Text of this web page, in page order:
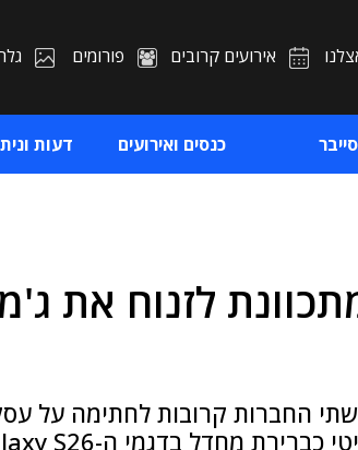
אירועים קרובים פורומים
סייבר כנסים ואירועים דעות
לזנוח את
שתי החברות קרובות לחתימה על